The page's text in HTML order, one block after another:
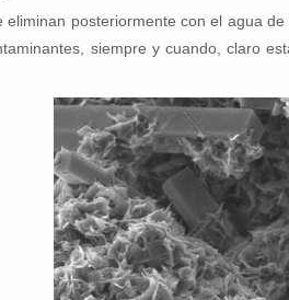
eliminan posteriormente con el agua
siempre y cuando, claro